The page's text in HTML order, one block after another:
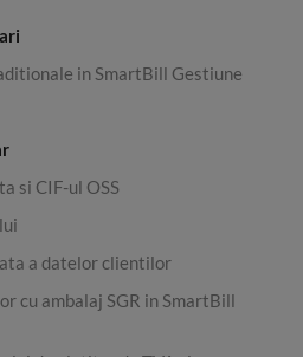
in SmartBill Gestiune
si CIF-ul OSS
a datelor clientilor
cu ambalaj SGR in SmartBill